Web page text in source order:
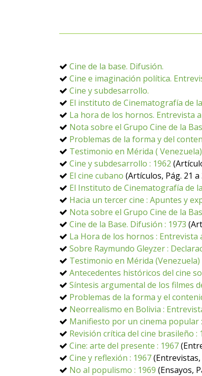
Cine de la base. Difusión.
Cine e imaginación política.
Cine y subdesarrollo.
El instituto de Cinematografía de
La hora de los hornos. Entrevista
Nota sobre el Grupo Cine de la
Problemas de la forma y del
Testimonio en Mérida ( Venezuela)
Cine y subdesarrollo : 1962
El cine cubano (Artículos, Pág. 21 a
El Instituto de Cinematografía de
Hacia un tercer cine : Apuntes y
Nota sobre el Grupo Cine de la
Cine de la Base. Difusión : 1973
La Hora de los hornos : Entrevista
Sobre Raymundo Gleyzer :
Testimonio en Mérida (Venezuela)
Antecedentes históricos del cine
Síntesis argumental de los filmes
Problemas de la forma y el
Neorrealismo en Bolivia :
Manifiesto por un cinema popular
Revisión crítica del cine brasileño :
Cine: arte del presente : 1967
Cine y reflexión : 1967(Entrevistas,
No al populismo : 1969 (Ensayos,